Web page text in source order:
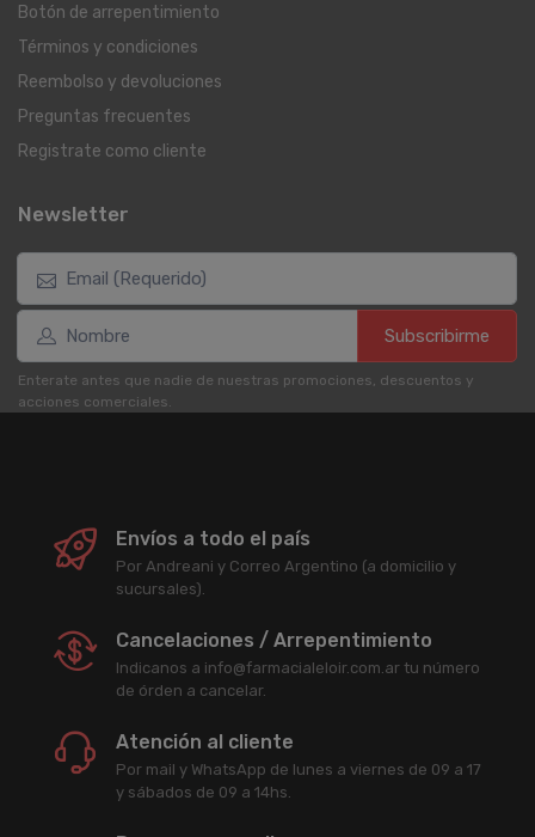
Botón de arrepentimiento
Términos y condiciones
Reembolso y devoluciones
Preguntas frecuentes
Registrate como cliente
Newsletter
Subscribirme
Enterate antes que nadie de nuestras promociones, descuentos y
acciones comerciales.
Envíos a todo el país
Por Andreani y Correo Argentino (a domicilio y
sucursales).
Cancelaciones / Arrepentimiento
Indicanos a info@farmacialeloir.com.ar tu número
de órden a cancelar.
Atención al cliente
Por mail y WhatsApp de lunes a viernes de 09 a 17
y sábados de 09 a 14hs.